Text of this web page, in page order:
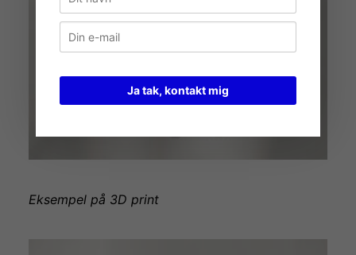
Eksempel på 3D print
Ja tak, kontakt mig